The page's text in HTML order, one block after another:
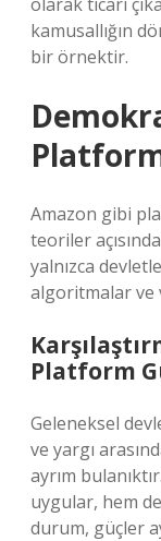
kamusallığın
bir örnektir.
Amazon gibi
teoriler
yalnızca
algoritmalar ve
Platform
Geleneksel
ve yargı
ayrım
uygular, hem
durum, güçler